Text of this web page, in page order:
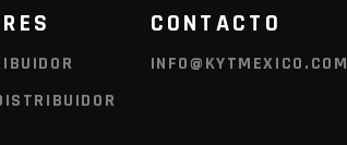
CONTACTO
INFO@KYTMEXICO.COM